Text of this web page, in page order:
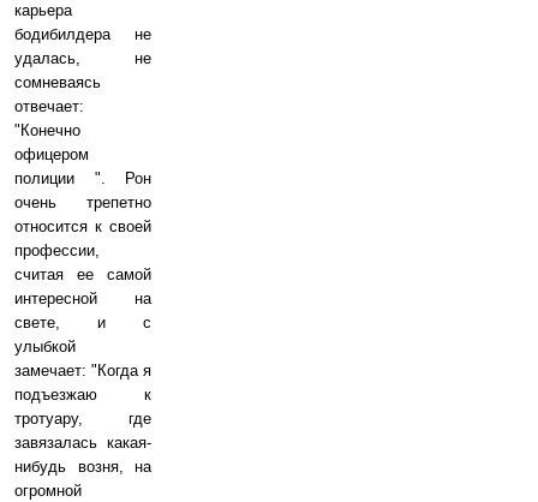
карьера
бодибилдера не
удалась, не
сомневаясь
отвечает:
"Конечно
офицером
полиции ". Рон
очень трепетно
относится к своей
профессии,
считая ее самой
интересной на
свете, и с
улыбкой
замечает: "Когда я
подъезжаю к
тротуару, где
завязалась какая-
нибудь возня, на
огромной